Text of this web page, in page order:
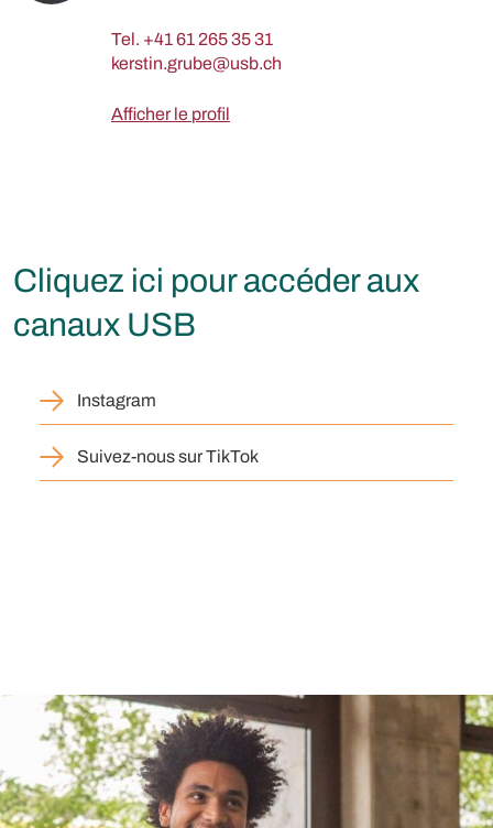
Tel. +41 61 265 35 31
Afficher le profil
Cliquez ici pour accéder aux
canaux USB
Instagram
Suivez-nous sur TikTok